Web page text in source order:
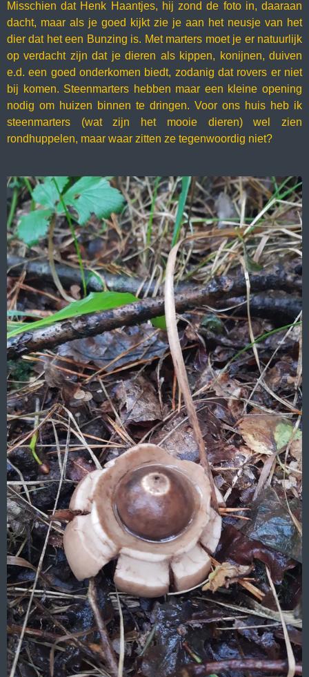
Misschien dat Henk Haantjes, hij zond de foto in, daaraan
dacht, maar als je goed kijkt zie je aan het neusje van het
dier dat het een Bunzing is. Met marters moet je er natuurlijk
op verdacht zijn dat je dieren als kippen, konijnen, duiven
e.d. een goed onderkomen biedt, zodanig dat rovers er niet
bij komen. Steenmarters hebben maar een kleine opening
nodig om huizen binnen te dringen. Voor ons huis heb ik
steenmarters (wat zijn het mooie dieren) wel zien
rondhuppelen, maar waar zitten ze tegenwoordig niet?